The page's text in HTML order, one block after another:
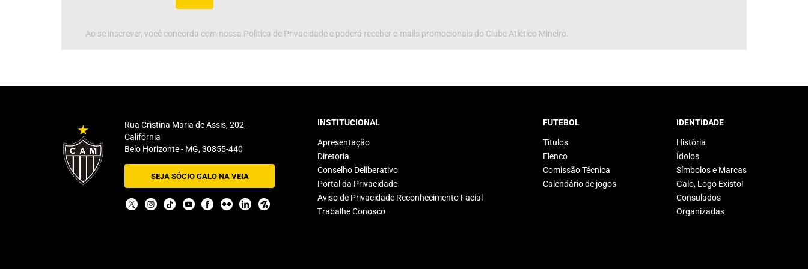
Ao se inscrever, você concorda com nossa Política de Privacidade e poderá receber e-mails promocionais do Clube Atlético Mineiro.
Rua Cristina Maria de Assis, 202 -
Califórnia
Belo Horizonte - MG, 30855-440
SEJA SÓCIO GALO NA VEIA
INSTITUCIONAL
Apresentação
Diretoria
Conselho Deliberativo
Portal da Privacidade
Aviso de Privacidade Reconhecimento Facial
Trabalhe Conosco
FUTEBOL
Títulos
Elenco
Comissão Técnica
Calendário de jogos
IDENTIDADE
História
Ídolos
Símbolos e Marcas
Galo, Logo Existo!
Consulados
Organizadas